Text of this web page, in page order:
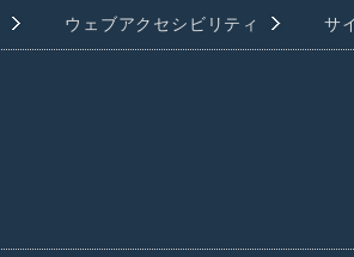
ウェブアクセシビリティ サ